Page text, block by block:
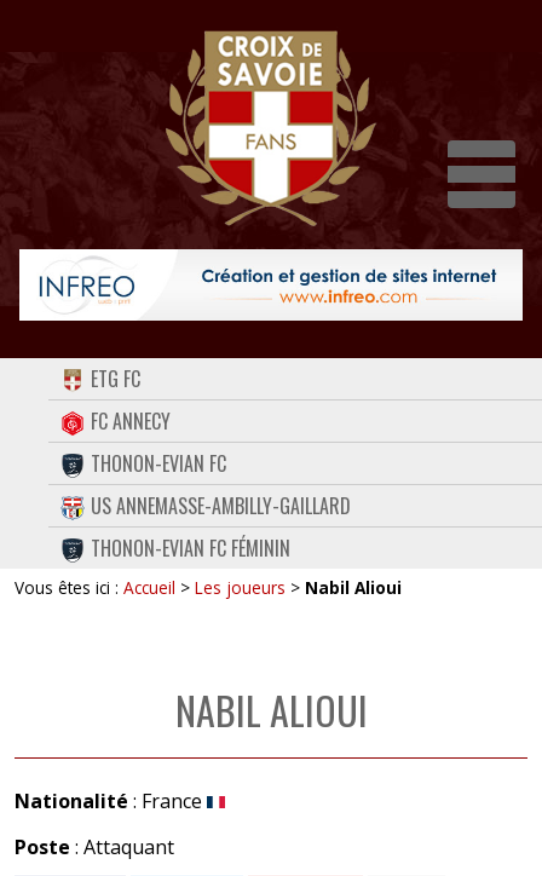
ACCUEIL
FORUM
CONTACT
FACEBOOK
TWITTER
ETG FC
FC ANNECY
THONON-EVIAN FC
US ANNEMASSE-AMBILLY-GAILLARD
THONON-EVIAN FC FÉMININ
Vous êtes ici : Accueil > Les joueurs > Nabil Alioui
NABIL ALIOUI
Nationalité : France
Poste : Attaquant